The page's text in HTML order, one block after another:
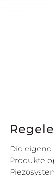
Die
Produkte